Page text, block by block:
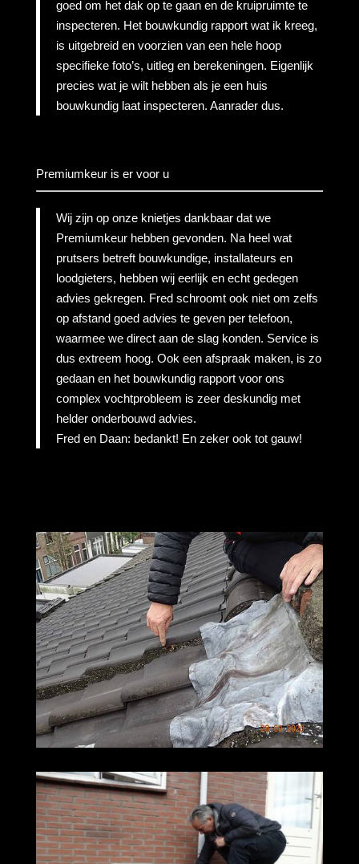
goed om het dak op te gaan en de kruipruimte te
inspecteren. Het bouwkundig rapport wat ik kreeg,
is uitgebreid en voorzien van een hele hoop
specifieke foto’s, uitleg en berekeningen. Eigenlijk
precies wat je wilt hebben als je een huis
bouwkundig laat inspecteren. Aanrader dus.
Premiumkeur is er voor u
Wij zijn op onze knietjes dankbaar dat we
Premiumkeur hebben gevonden. Na heel wat
prutsers betreft bouwkundige, installateurs en
loodgieters, hebben wij eerlijk en echt gedegen
advies gekregen. Fred schroomt ook niet om zelfs
op afstand goed advies te geven per telefoon,
waarmee we direct aan de slag konden. Service is
dus extreem hoog. Ook een afspraak maken, is zo
gedaan en het bouwkundig rapport voor ons
complex vochtprobleem is zeer deskundig met
helder onderbouwd advies.
Fred en Daan: bedankt! En zeker ook tot gauw!